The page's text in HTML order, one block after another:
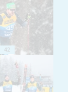
42